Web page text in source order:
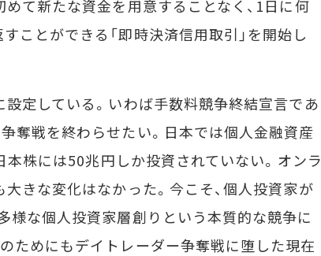
て新たな資金を用意することなく、1日に何
ことができる「即時決済信用取引」を開始し
定している。いわば手数料競争終結宣言であ
奪戦を終わらせたい。日本では個人金融資産
株には50兆円しか投資されていない。オンラ
きな変化はなかった。今こそ、個人投資家が
様な個人投資家層創りという本質的な競争に
ためにもデイトレーダー争奪戦に堕した現在